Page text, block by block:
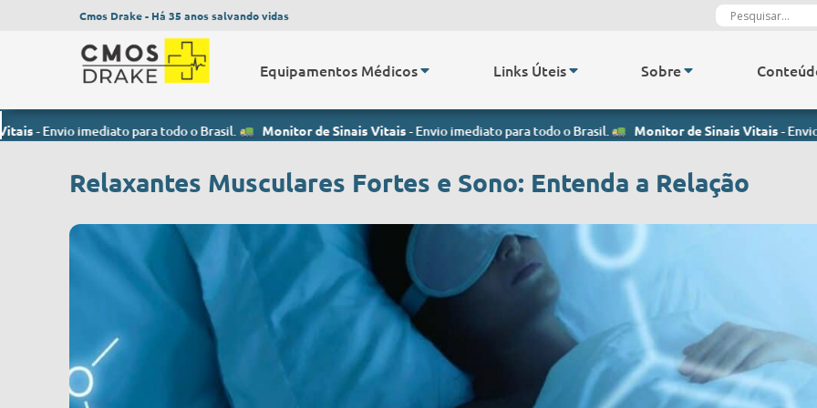
Cmos Drake - Há 35 anos salvando vidas
Equipamentos Médicos Links Úteis Sobre
imediato para todo o Brasil. Monitor de Sinais Vitais- Envio imediato para todo o Brasil. Monitor de Sinais Vitais- Envio
Relaxantes Musculares Fortes e Sono: Entenda a Relação